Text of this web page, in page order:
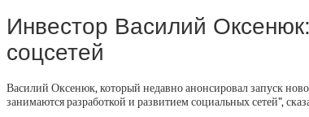
Инвестор Василий
соцсетей
Василий Оксенюк, который недавно анонсировал запуск
занимаются разработкой и развитием социальных сетей”,